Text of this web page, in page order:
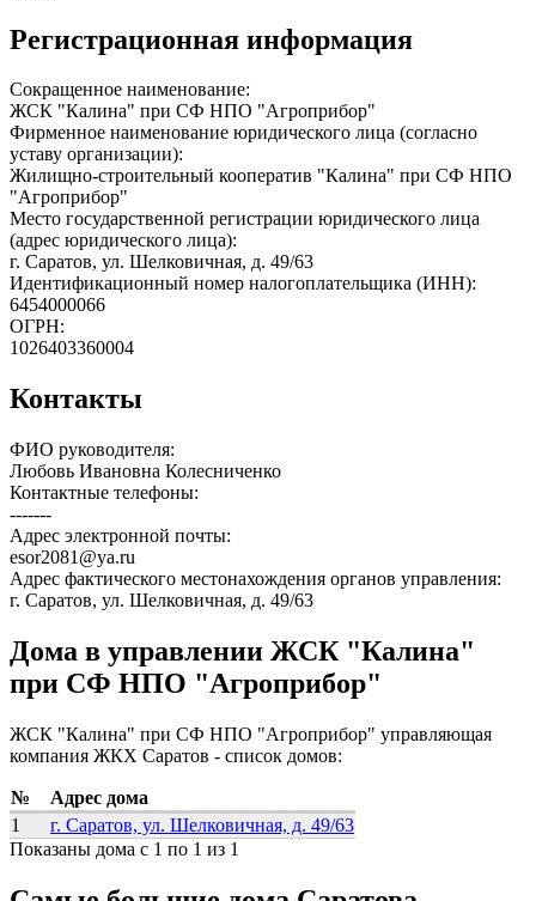
Регистрационная информация
Сокращенное наименование:
ЖСК "Калина" при СФ НПО "Агроприбор"
Фирменное наименование юридического лица (согласно
уставу организации):
Жилищно-строительный кооператив "Калина" при СФ НПО
"Агроприбор"
Место государственной регистрации юридического лица
(адрес юридического лица):
г. Саратов, ул. Шелковичная, д. 49/63
Идентификационный номер налогоплательщика (ИНН):
6454000066
ОГРН:
1026403360004
Контакты
ФИО руководителя:
Любовь Ивановна Колесниченко
Контактные телефоны:
-------
Адрес электронной почты:
esor2081@ya.ru
Адрес фактического местонахождения органов управления:
г. Саратов, ул. Шелковичная, д. 49/63
Дома в управлении ЖСК "Калина"
при СФ НПО "Агроприбор"
ЖСК "Калина" при СФ НПО "Агроприбор" управляющая
компания ЖКХ Саратов - список домов:
№
Адрес дома
1
г. Саратов, ул. Шелковичная, д. 49/63
Показаны дома с 1 по 1 из 1